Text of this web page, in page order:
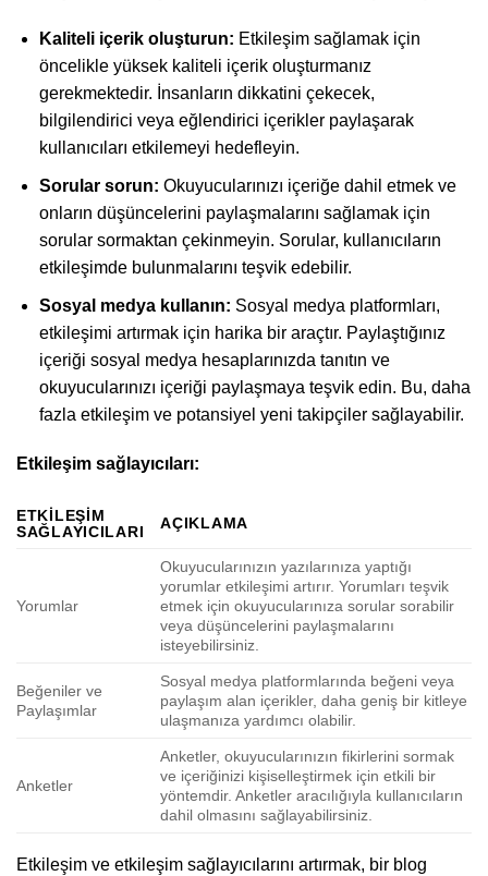
Kaliteli içerik oluşturun: Etkileşim sağlamak için
öncelikle yüksek kaliteli içerik oluşturmanız
gerekmektedir. İnsanların dikkatini çekecek,
bilgilendirici veya eğlendirici içerikler paylaşarak
kullanıcıları etkilemeyi hedefleyin.
Sorular sorun: Okuyucularınızı içeriğe dahil etmek ve
onların düşüncelerini paylaşmalarını sağlamak için
sorular sormaktan çekinmeyin. Sorular, kullanıcıların
etkileşimde bulunmalarını teşvik edebilir.
Sosyal medya kullanın: Sosyal medya platformları,
etkileşimi artırmak için harika bir araçtır. Paylaştığınız
içeriği sosyal medya hesaplarınızda tanıtın ve
okuyucularınızı içeriği paylaşmaya teşvik edin. Bu, daha
fazla etkileşim ve potansiyel yeni takipçiler sağlayabilir.
Etkileşim sağlayıcıları:
ETKILEŞIM
SAĞLAYICILARI
AÇIKLAMA
Yorumlar
Okuyucularınızın yazılarınıza yaptığı
yorumlar etkileşimi artırır. Yorumları teşvik
etmek için okuyucularınıza sorular sorabilir
veya düşüncelerini paylaşmalarını
isteyebilirsiniz.
Beğeniler ve
Paylaşımlar
Sosyal medya platformlarında beğeni veya
paylaşım alan içerikler, daha geniş bir kitleye
ulaşmanıza yardımcı olabilir.
Anketler
Anketler, okuyucularınızın fikirlerini sormak
ve içeriğinizi kişiselleştirmek için etkili bir
yöntemdir. Anketler aracılığıyla kullanıcıların
dahil olmasını sağlayabilirsiniz.
Etkileşim ve etkileşim sağlayıcılarını artırmak, bir blog